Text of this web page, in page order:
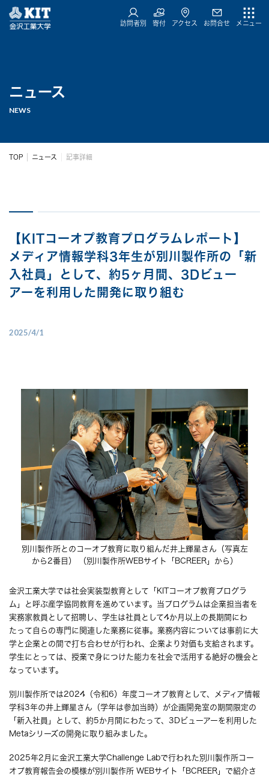
訪問者別 寄付 アクセス お問合せ メニュー
ニュース
NEWS
TOP ニュース 記事詳細
【KITコーオプ教育プログラムレポート】
メディア情報学科3年生が別川製作所の「新
入社員」として、約5ヶ月間、3Dビュー
アーを利用した開発に取り組む
2025/4/1
別川製作所とのコーオプ教育に取り組んだ井上輝星さん（写真左
から2番目） （別川製作所WEBサイト「BCREER」から）
金沢工業大学では社会実装型教育として「KITコーオプ教育プログラ
ム」と呼ぶ産学協同教育を進めています。当プログラムは企業担当者を
実務家教員として招聘し、学生は社員として4か月以上の長期間にわ
たって自らの専門に関連した業務に従事。業務内容については事前に大
学と企業との間で打ち合わせが行われ、企業より対価も支給されます。
学生にとっては、授業で身につけた能力を社会で活用する絶好の機会と
なっています。
別川製作所では2024（令和6）年度コーオプ教育として、メディア情報
学科3年の井上輝星さん（学年は参加当時）が企画開発室の期間限定の
「新入社員」として、約5か月間にわたって、3Dビューアーを利用した
Metaシリーズの開発に取り組みました。
2025年2月に金沢工業大学Challenge Labで行われた別川製作所コー
オプ教育報告会の模様が別川製作所 WEBサイト「BCREER」で紹介さ